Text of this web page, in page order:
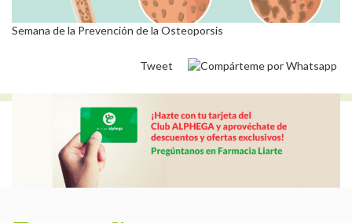
Semana de la Prevención de la Osteoporsis
Tweet